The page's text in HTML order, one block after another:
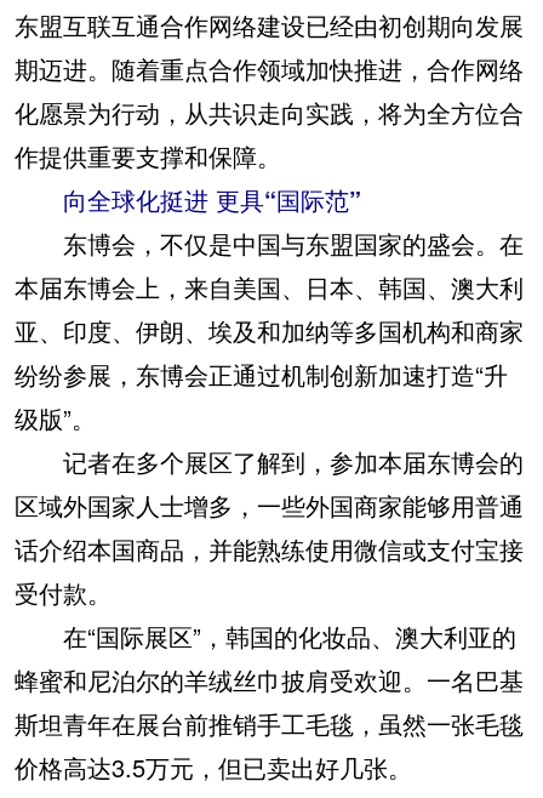
东盟互联互通合作网络建设已经由初创期向发展
期迈进。随着重点合作领域加快推进，合作网络
化愿景为行动，从共识走向实践，将为全方位合
作提供重要支撑和保障。
向全球化挺进 更具“国际范”
东博会，不仅是中国与东盟国家的盛会。在
本届东博会上，来自美国、日本、韩国、澳大利
亚、印度、伊朗、埃及和加纳等多国机构和商家
纷纷参展，东博会正通过机制创新加速打造“升
级版”。
记者在多个展区了解到，参加本届东博会的
区域外国家人士增多，一些外国商家能够用普通
话介绍本国商品，并能熟练使用微信或支付宝接
受付款。
在“国际展区”，韩国的化妆品、澳大利亚的
蜂蜜和尼泊尔的羊绒丝巾披肩受欢迎。一名巴基
斯坦青年在展台前推销手工毛毯，虽然一张毛毯
价格高达3.5万元，但已卖出好几张。